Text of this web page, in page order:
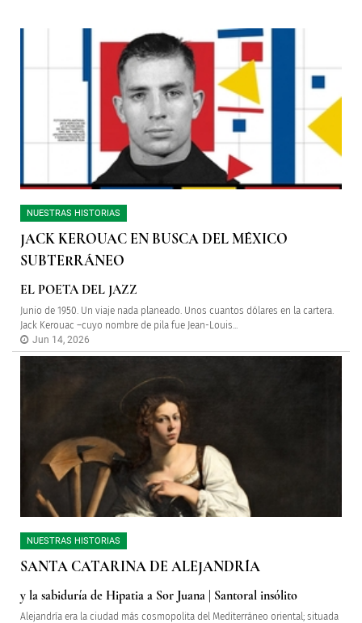
NUESTRAS HISTORIAS
JACK KEROUAC EN BUSCA DEL MÉXICO
SUBTERRÁNEO
EL POETA DEL JAZZ
Junio de 1950. Un viaje nada planeado. Unos cuantos dólares en la cartera.
Jack Kerouac –cuyo nombre de pila fue Jean-Louis...
Jun 14, 2026
NUESTRAS HISTORIAS
SANTA CATARINA DE ALEJANDRÍA
y la sabiduría de Hipatia a Sor Juana | Santoral insólito
Alejandría era la ciudad más cosmopolita del Mediterráneo oriental; situada